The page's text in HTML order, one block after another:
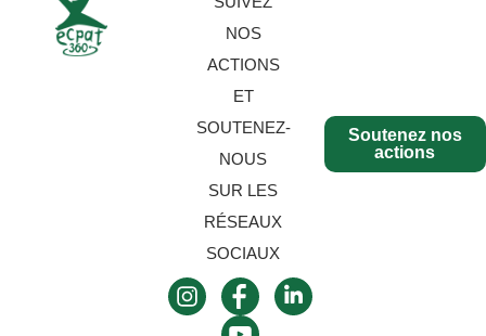
NOS
ACTIONS
ET
SOUTENEZ-
NOUS
SUR LES
RÉSEAUX
SOCIAUX
Soutenez nos
actions